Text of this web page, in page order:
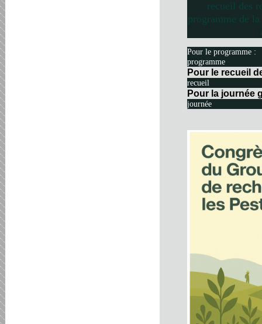
recueil des
programme de
Pour le programme :
programme
Pour le recueil
recueil
Pour la journée
journée